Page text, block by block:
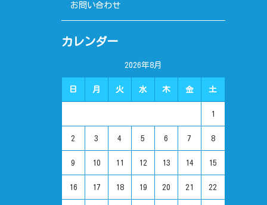
お問い合わせ
カレンダー
2026年8月
日 月 火 水 木 金 土
1
2 3 4 5 6 7 8
9 10 11 12 13 14 15
16 17 18 19 20 21 22